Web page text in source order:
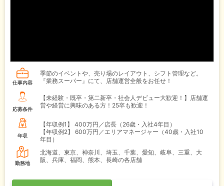
仕事内容
季節のイベントや、売り場のレイアウト、シフト管理など。
『業務スーパー』にて、店舗運営全般をお任せ！
応募条件
【未経験・既卒・第二新卒・社会人デビュー大歓迎！】店舗運
営や経営に興味のある方！25卒も歓迎！
年収
【年収例1】
400万円／店長（26歳・入社4年目）
【年収例2】
600万円／エリアマネージャー（40歳・入社10
年目）
勤務地
北海道、東京、神奈川、埼玉、千葉、愛知、岐阜、三重、大
阪、兵庫、福岡、熊本、長崎の各店舗